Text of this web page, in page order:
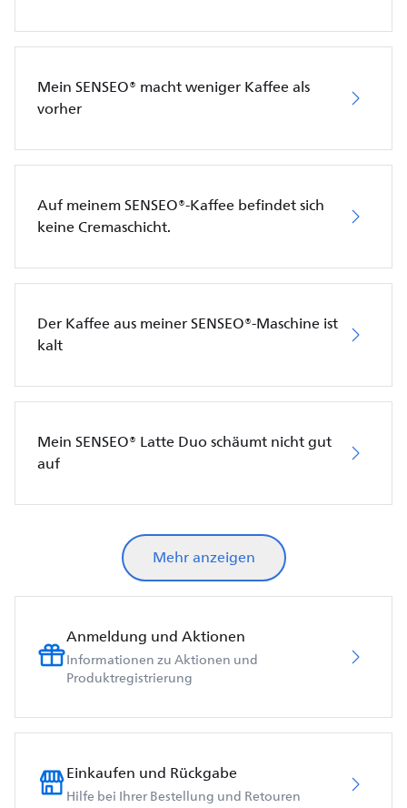
Mein SENSEO® macht weniger Kaffee als
vorher
Auf meinem SENSEO®-Kaffee befindet sich
keine Cremaschicht.
Der Kaffee aus meiner SENSEO®-Maschine ist
kalt
Mein SENSEO® Latte Duo schäumt nicht gut
auf
Mehr anzeigen
Anmeldung und Aktionen
Informationen zu Aktionen und
Produktregistrierung
Einkaufen und Rückgabe
Hilfe bei Ihrer Bestellung und Retouren